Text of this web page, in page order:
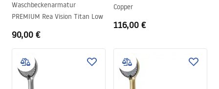
Waschbeckenarmatur
PREMIUM Rea Vision Titan Low
90,00 €
Copper
116,00 €